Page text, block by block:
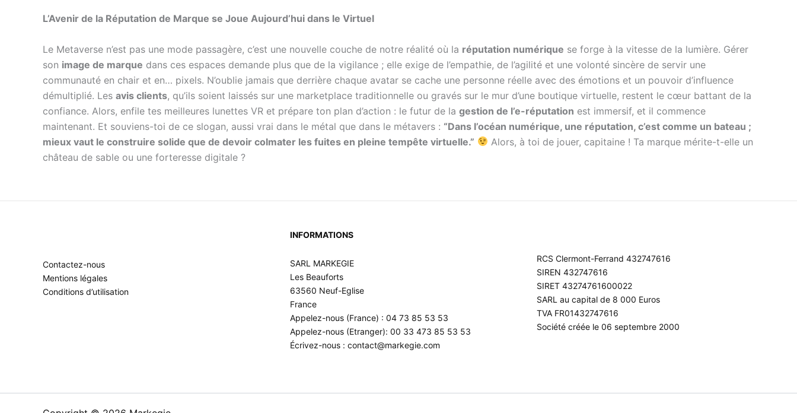
L’Avenir de la Réputation de Marque se Joue Aujourd’hui dans le Virtuel
Le Metaverse n’est pas une mode passagère, c’est une nouvelle couche de notre réalité où la réputation numérique se forge à la vitesse de la lumière. Gérer
son image de marque dans ces espaces demande plus que de la vigilance ; elle exige de l’empathie, de l’agilité et une volonté sincère de servir une
communauté en chair et en… pixels. N’oublie jamais que derrière chaque avatar se cache une personne réelle avec des émotions et un pouvoir d’influence
démultiplié. Les avis clients, qu’ils soient laissés sur une marketplace traditionnelle ou gravés sur le mur d’une boutique virtuelle, restent le cœur battant de la
confiance. Alors, enfile tes meilleures lunettes VR et prépare ton plan d’action : le futur de la gestion de l’e-réputation est immersif, et il commence
maintenant. Et souviens-toi de ce slogan, aussi vrai dans le métal que dans le métavers : “Dans l’océan numérique, une réputation, c’est comme un bateau ;
mieux vaut le construire solide que de devoir colmater les fuites en pleine tempête virtuelle.”
Alors, à toi de jouer, capitaine ! Ta marque mérite-t-elle un
château de sable ou une forteresse digitale ?
Contactez-nous
Mentions légales
Conditions d’utilisation
INFORMATIONS
SARL MARKEGIE
Les Beauforts
63560 Neuf-Eglise
France
Appelez-nous (France) : 04 73 85 53 53
Appelez-nous (Etranger): 00 33 473 85 53 53
Écrivez-nous : contact@markegie.com
RCS Clermont-Ferrand 432747616
SIREN 432747616
SIRET 43274761600022
SARL au capital de 8 000 Euros
TVA FR01432747616
Société créée le 06 septembre 2000